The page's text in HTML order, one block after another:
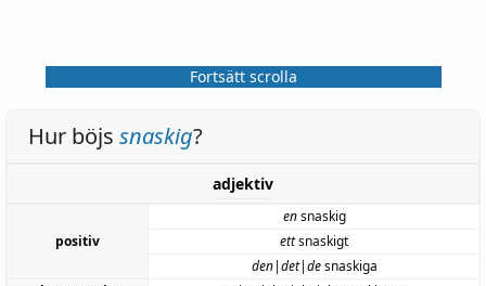
Fortsätt scrolla
Hur böjs snaskig?
adjektiv
positiv
ensnaskig
ettsnaskigt
den|det|desnaskiga